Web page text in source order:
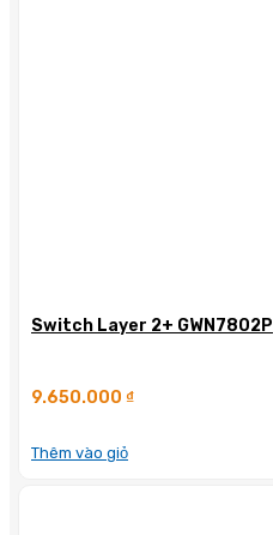
Switch Layer 2+ GWN7802P
9.650.000 ₫
Thêm vào giỏ